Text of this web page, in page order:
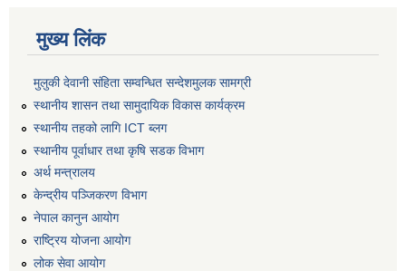
मुख्य लिंक
मुलुकी देवानी संहिता सम्वन्धित सन्देशमुलक सामग्री
स्थानीय शासन तथा सामुदायिक विकास कार्यक्रम
स्थानीय तहको लागि ICT ब्लग
स्थानीय पूर्वाधार तथा कृषि सडक विभाग
अर्थ मन्त्रालय
केन्द्रीय पञ्जिकरण विभाग
नेपाल कानुन आयोग
राष्ट्रिय योजना आयोग
लोक सेवा आयोग